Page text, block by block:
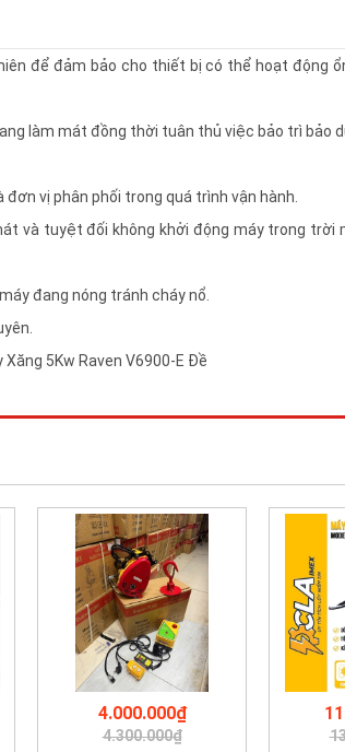
để đảm bảo cho thiết bị có thể hoạt động
làm mát đồng thời tuân thủ việc bảo trì bảo
vị phân phối trong quá trình vận hành.
và tuyệt đối không khởi động máy trong trời
đang nóng tránh cháy nổ.
4.000.000₫
4.300.000₫